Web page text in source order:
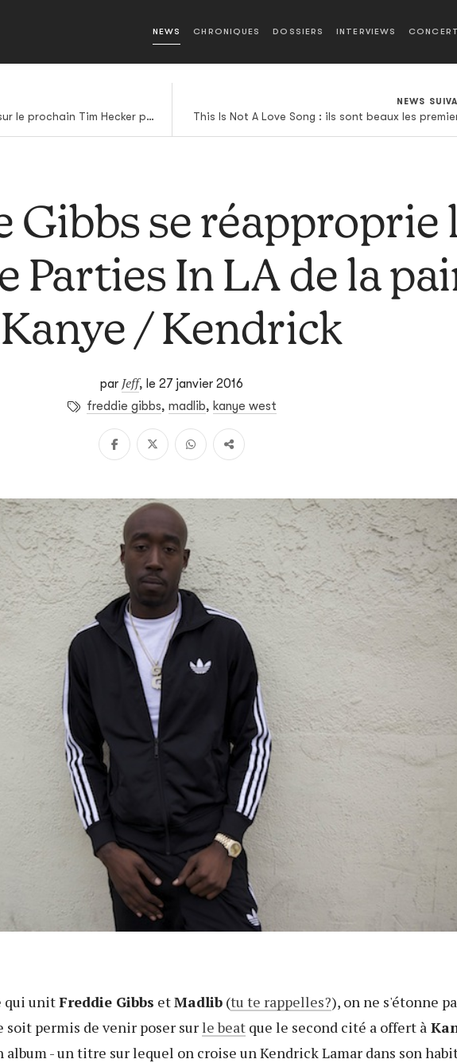
NEWS CHRONIQUES DOSSIERS INTERVIEWS
On en sait déjà un peu plus sur le prochain Tim Hecker pour 4AD
NEWS
This Is Not A Love Song : ils sont beaux les
Gibbs se réapproprie
Parties In LA de la
Kanye / Kendrick
par Jeff, le 27 janvier 2016
freddie gibbs, madlib, kanye west
qui unitFreddie Gibbs etMadlib(tu te rappelles?), on ne s'étonne
permis de venir poser surle beatque le second cité a offert à
- un titre sur lequel on croise un Kendrick Lamar dans son